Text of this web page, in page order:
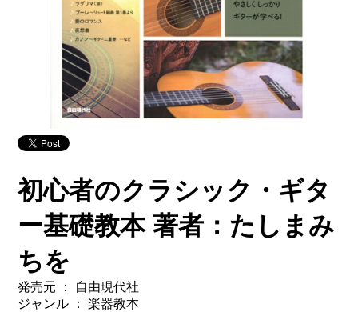
初心者のクラシック・ギタ
ー基礎教本 著者：たしまみ
ちを
発売元 ： 自由現代社
ジャンル ： 楽器教本